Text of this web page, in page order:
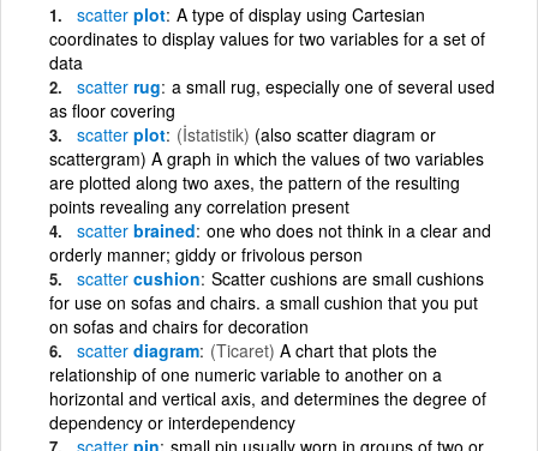
scatter plot A type of display using Cartesian
coordinates to display values for two variables for a set of
data
scatter rug a small rug, especially one of several used
as floor covering
scatter plot (İstatistik) (also scatter diagram or
scattergram) A graph in which the values of two variables
are plotted along two axes, the pattern of the resulting
points revealing any correlation present
scatter brained one who does not think in a clear and
orderly manner; giddy or frivolous person
scatter cushion Scatter cushions are small cushions
for use on sofas and chairs. a small cushion that you put
on sofas and chairs for decoration
scatter diagram (Ticaret) A chart that plots the
relationship of one numeric variable to another on a
horizontal and vertical axis, and determines the degree of
dependency or interdependency
scatter pin small pin usually worn in groups of two or